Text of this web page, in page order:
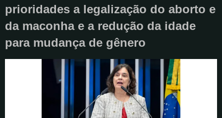
prioridades a legalização do aborto e
da maconha e a redução da idade
para mudança de gênero